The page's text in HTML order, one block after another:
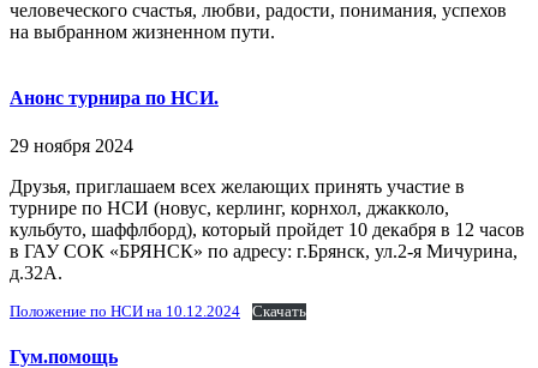
человеческого счастья, любви, радости, понимания, успехов
на выбранном жизненном пути.
Анонс турнира по НСИ.
29 ноября 2024
Друзья, приглашаем всех желающих принять участие в
турнире по НСИ (новус, керлинг, корнхол, джакколо,
кульбуто, шаффлборд), который пройдет 10 декабря в 12 часов
в ГАУ СОК «БРЯНСК» по адресу: г.Брянск, ул.2-я Мичурина,
д.32А.
Положение по НСИ на 10.12.2024 Скачать
Гум.помощь